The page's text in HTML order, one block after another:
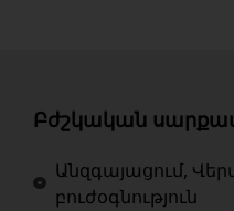
Բժշկական
Անզգայացում,
բուժօգնություն